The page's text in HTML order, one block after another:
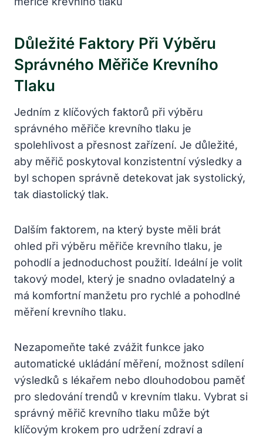
Důležité Faktory Při Výběru
Správného Měřiče⁢ Krevního
Tlaku
Jedním z klíčových faktorů při výběru
správného měřiče krevního tlaku je
spolehlivost a přesnost zařízení. Je důležité,
aby měřič poskytoval konzistentní výsledky a
byl schopen správně detekovat ‍jak systolický,
tak diastolický tlak.
Dalším faktorem, na který ⁢byste měli brát
ohled při výběru měřiče krevního tlaku, je
pohodlí a jednoduchost​ použití. Ideální je‌ volit
takový model, který je snadno ovladatelný ⁤a
má komfortní manžetu pro rychlé a pohodlné
měření krevního tlaku.
Nezapomeňte ⁢také zvážit‌ funkce jako
automatické ukládání měření, možnost sdílení
výsledků s lékařem nebo dlouhodobou paměť
pro ‌sledování trendů v krevním ⁤tlaku. Vybrat si
správný měřič krevního tlaku⁣ může být
⁣klíčovým krokem pro​ udržení zdraví a